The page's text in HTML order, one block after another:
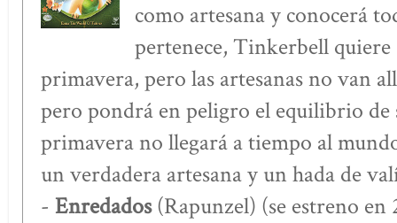
como artesana y conocerá
pertenece, Tinkerbell
primavera, pero las artesanas no van
pero pondrá en peligro el equilibrio de
primavera no llegará a tiempo al
un verdadera artesana y un hada de
- Enredados(Rapunzel) (se estreno en